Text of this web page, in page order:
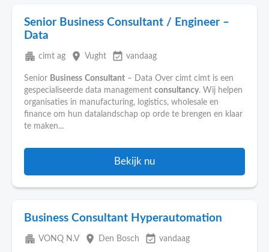
Senior Business Consultant / Engineer –
Data
apartment cimt ag place Vught event_available vandaag
Senior Business Consultant – Data Over cimt cimt is een
gespecialiseerde data management consultancy. Wij helpen
organisaties in manufacturing, logistics, wholesale en
finance om hun datalandschap op orde te brengen en klaar
te maken...
Bekijk nu
Business Consultant Hyperautomation
apartment VONQ N.V place Den Bosch event_available vandaag